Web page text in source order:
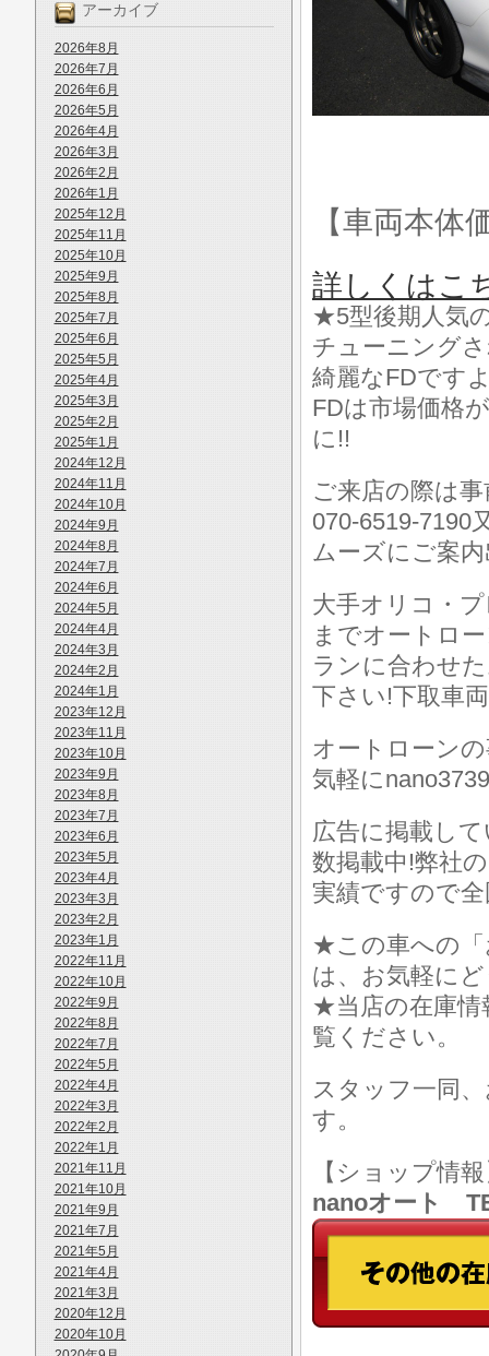
アーカイブ
2026年8月
2026年7月
2026年6月
2026年5月
2026年4月
2026年3月
2026年2月
2026年1月
2025年12月
2025年11月
2025年10月
2025年9月
2025年8月
2025年7月
2025年6月
2025年5月
2025年4月
2025年3月
2025年2月
2025年1月
2024年12月
2024年11月
2024年10月
2024年9月
2024年8月
2024年7月
2024年6月
2024年5月
2024年4月
2024年3月
2024年2月
2024年1月
2023年12月
2023年11月
2023年10月
2023年9月
2023年8月
2023年7月
2023年6月
2023年5月
2023年4月
2023年3月
2023年2月
2023年1月
2022年11月
2022年10月
2022年9月
2022年8月
2022年7月
2022年5月
2022年4月
2022年3月
2022年2月
2022年1月
2021年11月
2021年10月
2021年9月
2021年7月
2021年5月
2021年4月
2021年3月
2020年12月
2020年10月
【車両本体
詳しくはこ
★5型後期人気
チューニング
綺麗なFDです
FDは市場価格
に!!
ご来店の際は
070-6519-7190
ムーズにご案
大手オリコ・
までオートロ
ランに合わせ
下さい!下取車
オートローン
気軽に
広告に掲載し
数掲載中!弊社
実績ですので
★この車への「
は、お気軽に
★当店の在庫情
覧ください。
スタッフ一同
す。
【ショップ情
nanoオート